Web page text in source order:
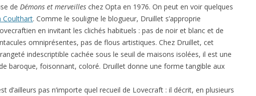
de Démons et merveilles chez Opta en 1976. On peut en voir quelques
Coulthart. Comme le souligne le blogueur, Druillet s’approprie
en invitant les clichés habituels : pas de noir et blanc et de
omniprésentes, pas de flous artistiques. Chez Druillet, cet
indescriptible cachée sous le seuil de maisons isolées, il est une
baroque, foisonnant, coloré. Druillet donne une forme tangible aux
d’ailleurs pas n’importe quel recueil de Lovecraft : il décrit, en plusieurs